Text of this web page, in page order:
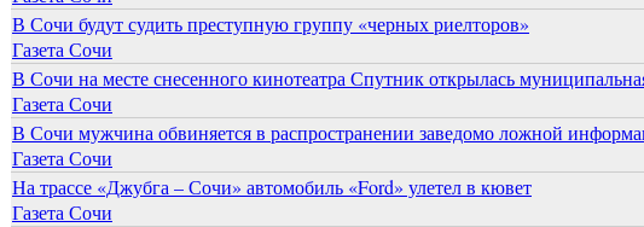
В Сочи будут судить преступную группу «черных риелторов»
Газета Сочи
В Сочи на месте снесенного кинотеатра Спутник открылась
Газета Сочи
В Сочи мужчина обвиняется в распространении заведомо ложной
Газета Сочи
На трассе «Джубга – Сочи» автомобиль «Ford» улетел в кювет
Газета Сочи